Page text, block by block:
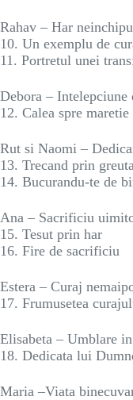
Rahav – Har
10. Un exemplu de
11. Portretul unei
Debora – Intelepciune
12. Calea spre maretie
Rut si Naomi –
13. Trecand prin
14. Bucurandu-te de
Ana – Sacrificiu
15. Tesut prin har
16. Fire de sacrificiu
Estera – Curaj
17. Frumusetea
Elisabeta – Umblare
18. Dedicata lui
Maria –Viata